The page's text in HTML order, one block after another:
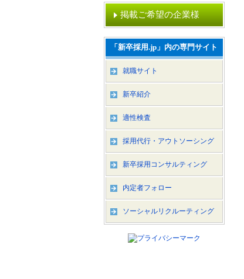
掲載ご希望の企業様
「新卒採用.jp」内の専門サイト
就職サイト
新卒紹介
適性検査
採用代行・アウトソーシング
新卒採用コンサルティング
内定者フォロー
ソーシャルリクルーティング